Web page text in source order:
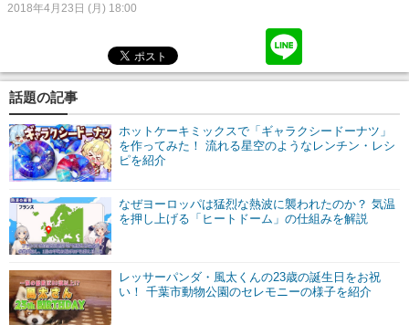
マンガ
ニコニコQ
2018年4月23日 (月) 18:00
話題の記事
ホットケーキミックスで「ギャラクシードーナツ」
を作ってみた！ 流れる星空のようなレンチン・レシ
ピを紹介
なぜヨーロッパは猛烈な熱波に襲われたのか？ 気温
を押し上げる「ヒートドーム」の仕組みを解説
レッサーパンダ・風太くんの23歳の誕生日をお祝
い！ 千葉市動物公園のセレモニーの様子を紹介